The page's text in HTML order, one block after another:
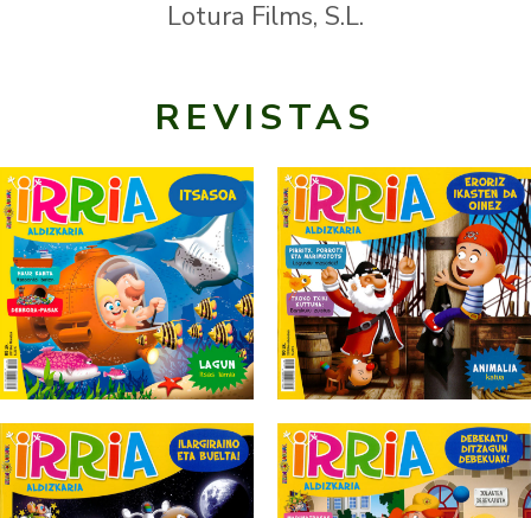
Lotura Films, S.L.
REVISTAS